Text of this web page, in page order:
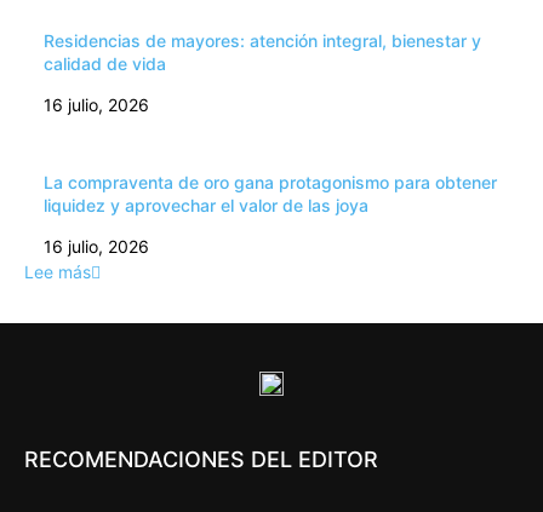
Residencias de mayores: atención integral, bienestar y
calidad de vida
16 julio, 2026
La compraventa de oro gana protagonismo para obtener
liquidez y aprovechar el valor de las joya
16 julio, 2026
Lee más
RECOMENDACIONES DEL EDITOR